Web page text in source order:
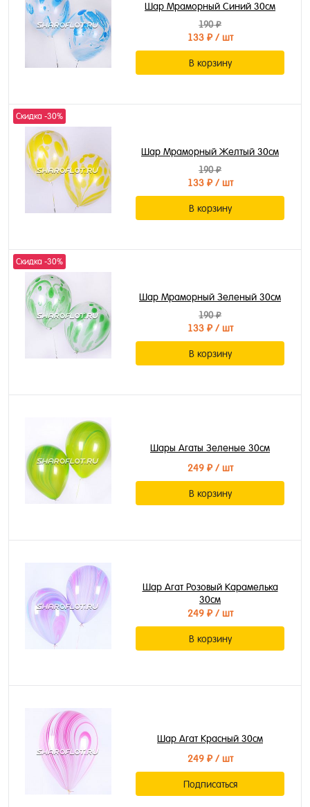
Шар Мраморный Синий 30см
190 ₽
133 ₽/ шт
В корзину
Скидка -30%
Шар Мраморный Желтый 30см
190 ₽
133 ₽/ шт
В корзину
Скидка -30%
Шар Мраморный Зеленый 30см
190 ₽
133 ₽/ шт
В корзину
Шары Агаты Зеленые 30см
249 ₽/ шт
В корзину
Шар Агат Розовый Карамелька
30см
249 ₽/ шт
В корзину
Шар Агат Красный 30см
249 ₽/ шт
Подписаться